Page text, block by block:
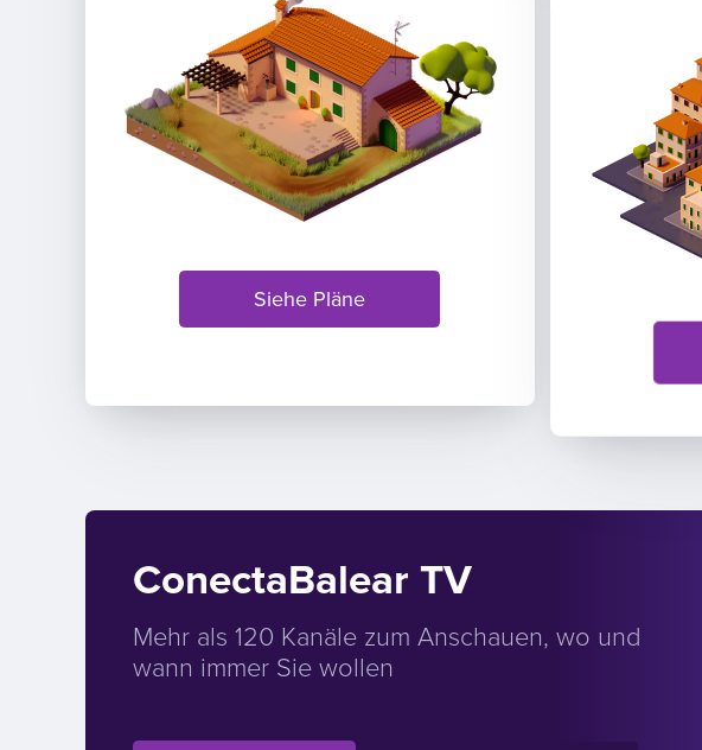
Siehe Pläne
ConectaBalear TV
Mehr als 120 Kanäle zum Anschauen, wo und
wann immer Sie wollen